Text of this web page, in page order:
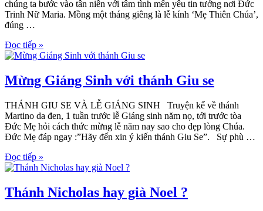
chúng ta bước vào tân niên với tâm tình mến yêu tin tưởng nơi Đức
Trinh Nữ Maria. Mồng một tháng giêng là lễ kính ‘Mẹ Thiên Chúa’,
đúng …
Đọc tiếp »
Mừng Giáng Sinh với thánh Giu se
THÁNH GIU SE VÀ LỄ GIÁNG SINH Truyện kể về thánh
Martino da đen, 1 tuần trước lễ Giáng sinh năm nọ, tới trước tòa
Đức Mẹ hỏi cách thức mừng lễ năm nay sao cho đẹp lòng Chúa.
Đức Mẹ đáp ngay :”Hãy đến xin ý kiến thánh Giu Se”. Sự phù …
Đọc tiếp »
Thánh Nicholas hay già Noel ?